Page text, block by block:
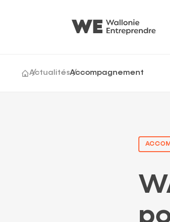
Cession
ActualitésAccompagnement